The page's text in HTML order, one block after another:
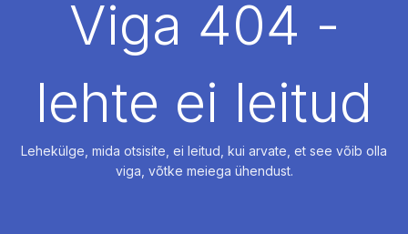
PALKAMAViga 404 -
lehte ei leitud
Lehekülge, mida otsisite, ei leitud, kui arvate, et see võib olla
viga, võtke meiega ühendust.